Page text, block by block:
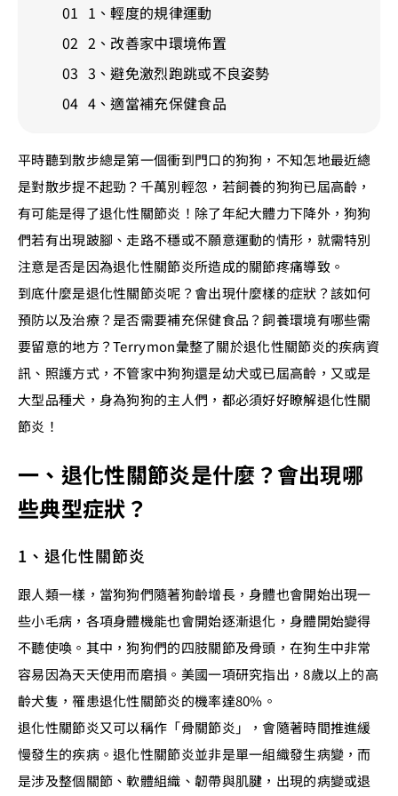
1、輕度的規律運動
2、改善家中環境佈置
3、避免激烈跑跳或不良姿勢
4、適當補充保健食品
平時聽到散步總是第一個衝到門口的狗狗，不知怎地最近總
是對散步提不起勁？千萬別輕忽，若飼養的狗狗已屆高齡，
有可能是得了退化性關節炎！除了年紀大體力下降外，狗狗
們若有出現跛腳、走路不穩或不願意運動的情形，就需特別
注意是否是因為退化性關節炎所造成的關節疼痛導致。
到底什麼是退化性關節炎呢？會出現什麼樣的症狀？該如何
預防以及治療？是否需要補充保健食品？飼養環境有哪些需
要留意的地方？Terrymon彙整了關於退化性關節炎的疾病資
訊、照護方式，不管家中狗狗還是幼犬或已屆高齡，又或是
大型品種犬，身為狗狗的主人們，都必須好好瞭解退化性關
節炎！
一、退化性關節炎是什麼？會出現哪
些典型症狀？
1、退化性關節炎
跟人類一樣，當狗狗們隨著狗齡增長，身體也會開始出現一
些小毛病，各項身體機能也會開始逐漸退化，身體開始變得
不聽使喚。其中，狗狗們的四肢關節及骨頭，在狗生中非常
容易因為天天使用而磨損。美國一項研究指出，8歲以上的高
齡犬隻，罹患退化性關節炎的機率達80%。
退化性關節炎又可以稱作「骨關節炎」，會隨著時間推進緩
慢發生的疾病。退化性關節炎並非是單一組織發生病變，而
是涉及整個關節、軟體組織、韌帶與肌腱，出現的病變或退